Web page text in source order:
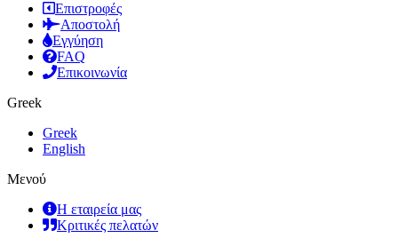
Επιστροφές
Αποστολή
Εγγύηση
FAQ
Επικοινωνία
Greek
Greek
English
Μενού
Η εταιρεία μας
Κριτικές πελατών